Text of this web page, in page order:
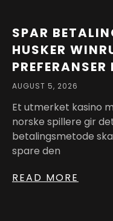
SPAR
HUSKER
AUGUST 5, 2026
Et utmerket kasino
norske spillere gir
betalingsmetode
spare den
READ MORE